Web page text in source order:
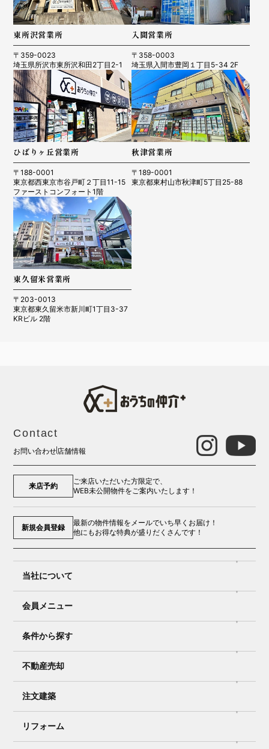
東所沢営業所
〒359-0023
埼玉県所沢市東所沢和田2丁目2-1
入間営業所
〒358-0003
埼玉県入間市豊岡１丁目5-34 2F
ひばりヶ丘営業所
〒188-0001
東京都西東京市谷戸町２丁目11-15
ファーストコンフォート1階
秋津営業所
〒189-0001
東京都東村山市秋津町5丁目25-88
東久留米営業所
〒203-0013
東京都東久留米市新川町1丁目3-37
KRビル 2階
Contact
お問い合わせ 店舗情報
来店予約
ご来店いただいた方限定で、
WEB未公開物件をご案内いたします！
新規会員登録
最新の物件情報をメールでいち早くお届け！
他にもお得な特典が盛りだくさんです！
当社について
会員メニュー
条件から探す
不動産売却
注文建築
リフォーム